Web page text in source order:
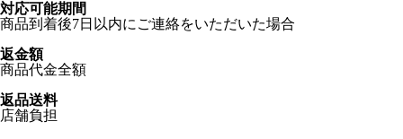
対応可能期間
商品到着後7日以内にご連絡をいただいた場合
返金額
商品代金全額
返品送料
店舗負担